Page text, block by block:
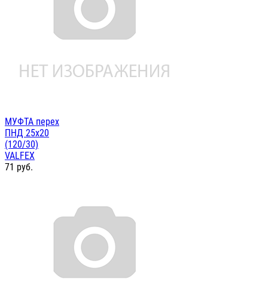
МУФТА перех
ПНД 25х20
(120/30)
VALFEX
71 руб.